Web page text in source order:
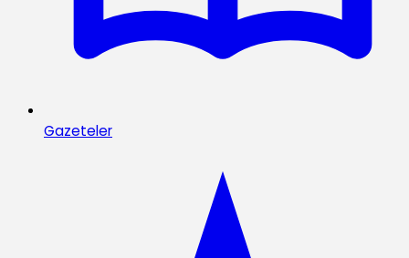
Gazeteler